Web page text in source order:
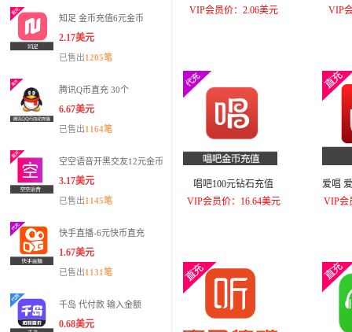
知足 金币充值6元金币
2.17美元
已售出1205笔
腾讯Q币直充 30个
6.67美元
已售出1164笔
空空语音开黑交友12元金币
3.17美元
已售出1145笔
快手直播-6元快币直充
1.67美元
已售出1131笔
千岛 代付款 输入金额
0.68美元
值30张听书券
VIP会员价：2.06美元
VIP
唱吧100元钻石充值
VIP会员价：16.64美元
爱唱
VIP会